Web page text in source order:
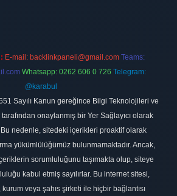
E-mail: backlinkpaneli@gmail.com Teams:
Whatsapp: 0262 606 0 726 Telegram:
@karabul
Sayılı Kanun gereğince Bilgi Teknolojileri ve
onaylanmış bir Yer Sağlayıcı olarak
nedenle, sitedeki içerikleri proaktif olarak
yükümlülüğümüz bulunmamaktadır. Ancak,
sorumluluğunu taşımakta olup, siteye
kabul etmiş sayılırlar. Bu internet sitesi,
veya şahıs şirketi ile hiçbir bağlantısı